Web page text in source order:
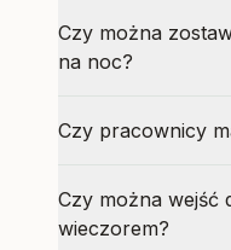
Czy można
na noc?
Czy pracownicy
Czy można wejść
wieczorem?